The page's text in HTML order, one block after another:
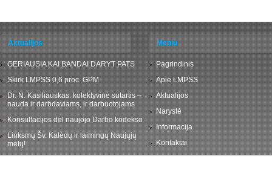
Aktualijos
GERIAUSIA KAI BANDAI DARYT PATS
Skirk LMPSS 0,6 proc. GPM
Dr. N. Kasiliauskas: kolektyvinė sutartis –
nauda ir darbdaviams, ir darbuotojams
Konsultacijos dėl naujojo Darbo kodekso
Linksmų Šv. Kalėdų ir laimingų Naujųjų
metų!
Meniu
Pagrindinis
Apie LMPSS
Aktualijos
Narystė
Informacija
Kontaktai